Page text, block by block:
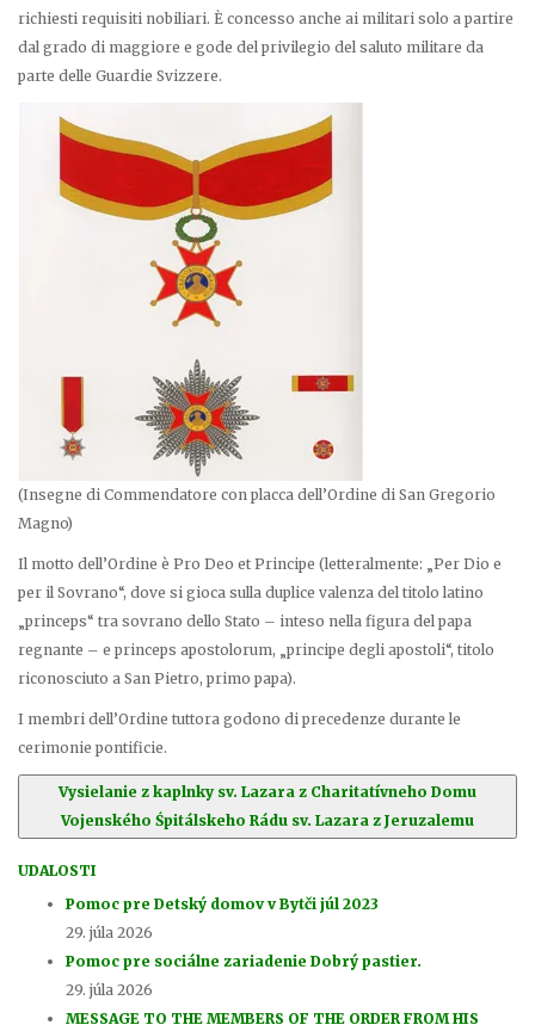
richiesti requisiti nobiliari. È concesso anche ai militari solo a partire
dal grado di maggiore e gode del privilegio del saluto militare da
parte delle Guardie Svizzere.
(Insegne di Commendatore con placca dell’Ordine di San Gregorio
Magno)
Il motto dell’Ordine è Pro Deo et Principe (letteralmente: „Per Dio e
per il Sovrano“, dove si gioca sulla duplice valenza del titolo latino
„princeps“ tra sovrano dello Stato – inteso nella figura del papa
regnante – e princeps apostolorum, „principe degli apostoli“, titolo
riconosciuto a San Pietro, primo papa).
I membri dell’Ordine tuttora godono di precedenze durante le
cerimonie pontificie.
Vysielanie z kaplnky sv. Lazara z Charitatívneho Domu
Vojenského Śpitálskeho Rádu sv. Lazara z Jeruzalemu
UDALOSTI
Pomoc pre Detský domov v Bytči júl 2023
29. júla 2026
Pomoc pre sociálne zariadenie Dobrý pastier.
29. júla 2026
MESSAGE TO THE MEMBERS OF THE ORDER FROM HIS